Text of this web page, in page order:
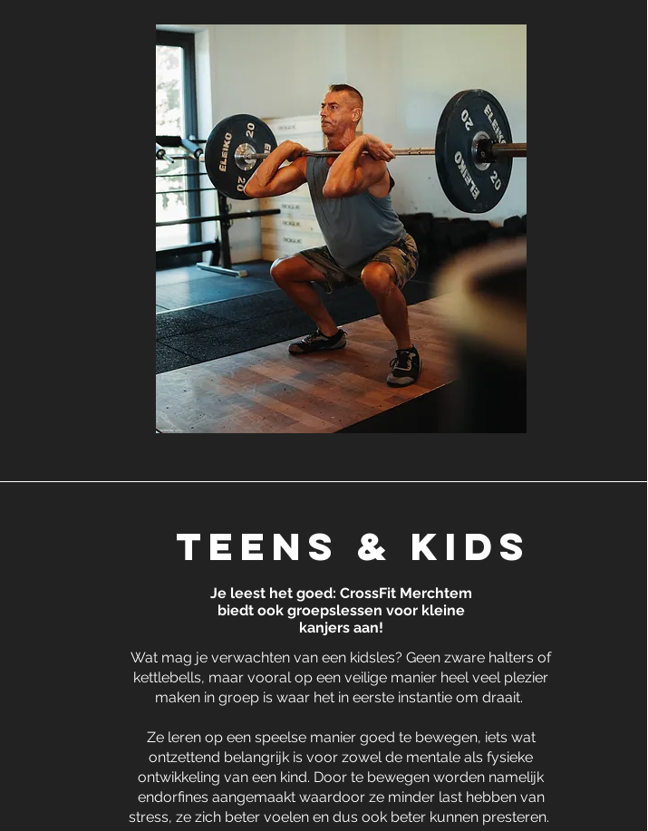
teens & kids
Je leest het goed: CrossFit Merchtem
biedt ook groepslessen voor kleine
kanjers aan!
​Wat mag je verwachten van een kidsles? Geen zware halters of
kettlebells, maar vooral op een veilige manier heel veel plezier
maken in groep is waar het in eerste instantie om draait.
Ze leren op een speelse manier goed te bewegen, iets wat
ontzettend belangrijk is voor zowel de mentale als fysieke
ontwikkeling van een kind. Door te bewegen worden namelijk
endorfines aangemaakt waardoor ze minder last hebben van
stress, ze zich beter voelen en dus ook beter kunnen presteren.